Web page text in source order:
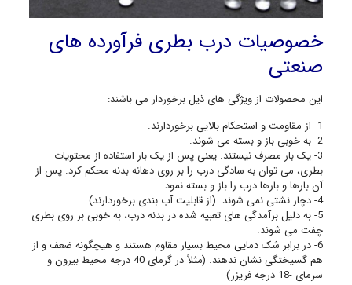
خصوصیات درب بطری فرآورده های
صنعتی
این محصولات از ویژگی های ذیل برخوردار می باشند:
1- از مقاومت و استحکام بالایی برخوردارند.
2- به خوبی باز و بسته می شوند.
3- یک بار مصرف نیستند. یعنی پس از یک بار استفاده از محتویات
بطری، می توان به سادگی درب را بر روی دهانه بدنه محکم کرد. پس از
آن بارها و بارها درب را باز و بسته نمود.
4- دچار نشتی نمی شوند. (از قابلیت آب بندی برخوردارند)
5- به دلیل برآمدگی های تعبیه شده در بدنه درب، به خوبی بر روی بطری
چفت می شوند.
6- در برابر شک دمایی محیط بسیار مقاوم هستند و هیچگونه ضعف و از
هم گسیختگی نشان ندهند. (مثلاً در گرمای 40 درجه محیط بیرون و
سرمای -18 درجه فریزر)